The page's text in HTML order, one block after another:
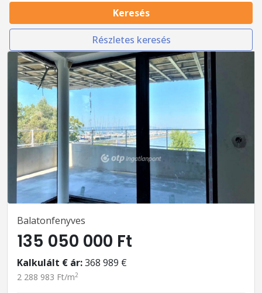
Keresés
Részletes keresés
Balatonfenyves
135 050 000 Ft
Kalkulált € ár:368 989 €
2 288 983 Ft/m2